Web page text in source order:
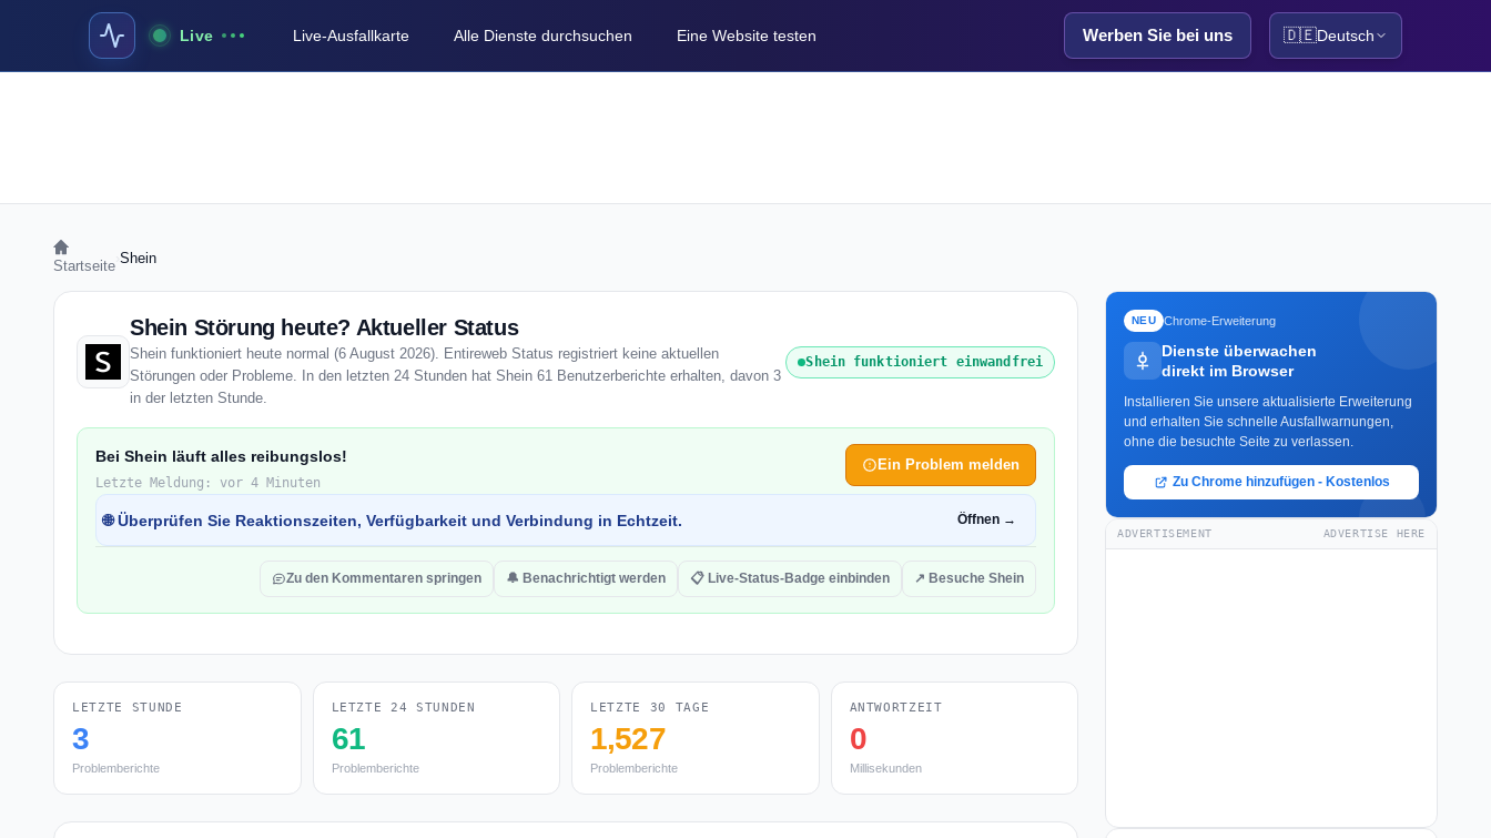
Live Live-Ausfallkarte Alle Dienste durchsuchen Eine Website testen Werben Sie bei uns 🇩🇪Deutsch
Startseite Shein
Shein Störung heute? Aktueller Status
Shein funktioniert heute normal (6 August 2026). Entireweb Status registriert keine aktuellen
Störungen oder Probleme. In den letzten 24 Stunden hat Shein 61 Benutzerberichte erhalten, davon 3
in der letzten Stunde.
Shein funktioniert einwandfrei
Bei Shein läuft alles reibungslos!
Letzte Meldung: vor 4 Minuten
Ein Problem melden
🌐 Überprüfen Sie Reaktionszeiten, Verfügbarkeit und Verbindung in Echtzeit. Öffnen →
Zu den Kommentaren springen 🔔 Benachrichtigt werden 📋 Live-Status-Badge einbinden ↗ Besuche Shein
LETZTE STUNDE
3
Problemberichte
LETZTE 24 STUNDEN
61
Problemberichte
LETZTE 30 TAGE
1,527
Problemberichte
ANTWORTZEIT
0
Millisekunden
NEU Chrome-Erweiterung
Dienste überwachen
direkt im Browser
Installieren Sie unsere aktualisierte Erweiterung
und erhalten Sie schnelle Ausfallwarnungen,
ohne die besuchte Seite zu verlassen.
Zu Chrome hinzufügen - Kostenlos
ADVERTISEMENT ADVERTISE HERE